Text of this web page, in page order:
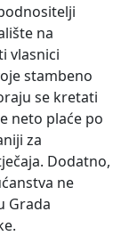
na
vlasnici
stambeno
se kretati
neto plaće po
za
Dodatno,
ne
Grada